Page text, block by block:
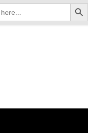
Search Button